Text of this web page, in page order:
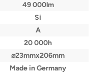
49 000lm
Si
A
20 000h
⌀23mmx206mm
Made in Germany